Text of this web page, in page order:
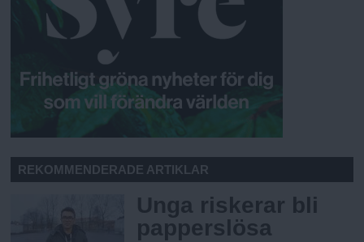
REKOMMENDERADE ARTIKLAR
Unga riskerar bli
papperslösa